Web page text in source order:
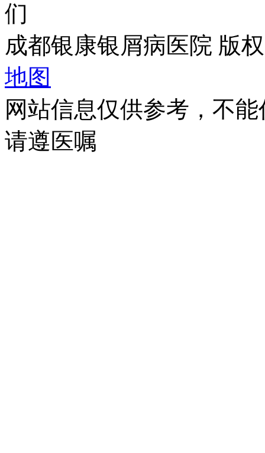
们
成都银康银屑病医院 版
地图
网站信息仅供参考，不
请遵医嘱